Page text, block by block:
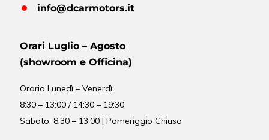
info@dcarmotors.it
Orari Luglio – Agosto
(showroom e Officina)
OrarioLunedì – Venerdì:
8:30 – 13:00 / 14:30 – 19:30
Sabato: 8:30 – 13:00 | Pomeriggio Chiuso